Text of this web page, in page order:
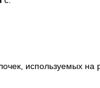
используемых на